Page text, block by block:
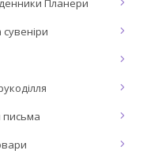
Планери
письма